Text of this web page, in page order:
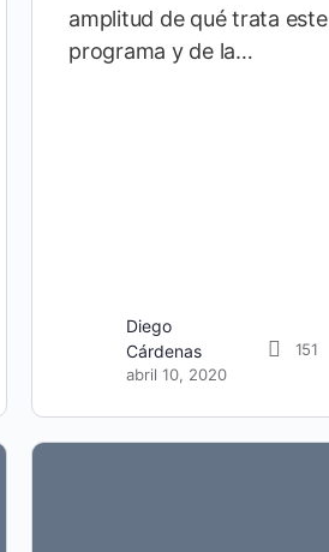
amplitud de qué trata este
programa y de la…
Diego
Cárdenas
abril 10, 2020
151